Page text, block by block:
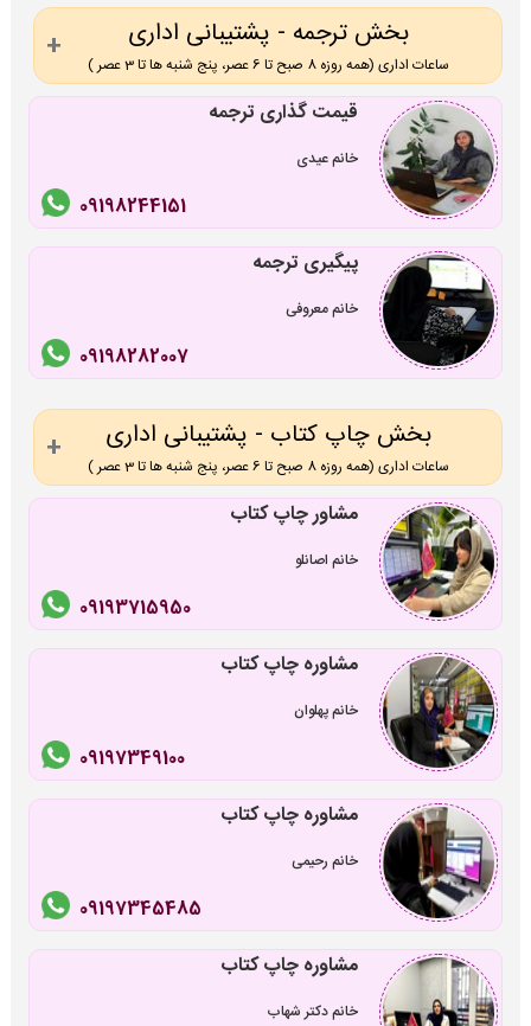
بخش ترجمه - پشتیبانی اداری
ساعات اداری (همه روزه 8 صبح تا 6 عصر، پنج شنبه ها تا 3 عصر )
قیمت گذاری ترجمه
خانم عیدی
09198244151
پیگیری ترجمه
خانم معروفی
09198282007
بخش چاپ کتاب - پشتیبانی اداری
ساعات اداری (همه روزه 8 صبح تا 6 عصر، پنج شنبه ها تا 3 عصر )
مشاور چاپ کتاب
خانم اصانلو
09193715950
مشاوره چاپ کتاب
خانم پهلوان
09197349100
مشاوره چاپ کتاب
خانم رحیمی
09197345485
مشاوره چاپ کتاب
خانم دکتر شهاب